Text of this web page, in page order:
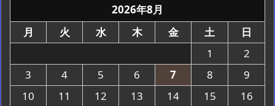
2026年8月
月
火 水 木 金 土
日
1
2
3
4 5 6 7 8
9
10
11 12 13 14 15
16